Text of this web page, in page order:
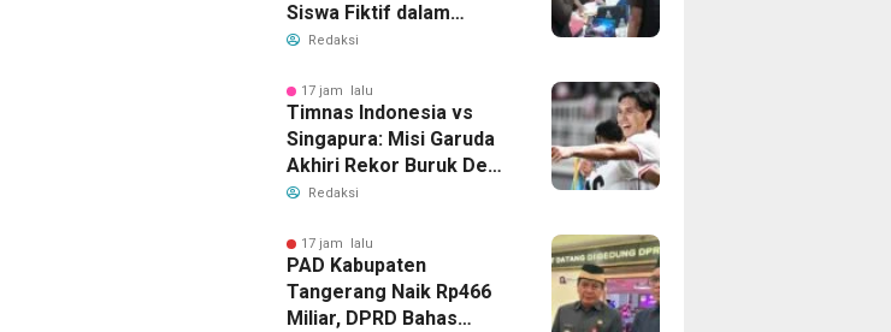
Siswa Fiktif dalam
Penyidikan Dana BOP
Redaksi
17 jam lalu
Timnas Indonesia vs
Singapura: Misi Garuda
Akhiri Rekor Buruk Demi
Tiket Semifinal Piala AFF
Redaksi
17 jam lalu
PAD Kabupaten
Tangerang Naik Rp466
Miliar, DPRD Bahas